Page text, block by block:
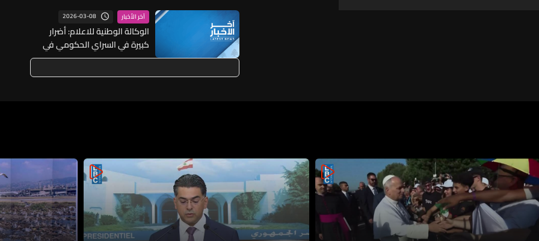
آخر الأخبار 2026-03-08
الوكالة الوطنية للاعلام: أضرار
كبيرة في السراي الحكومي في
تبنين تسببت بها الغارات الأخيرة على